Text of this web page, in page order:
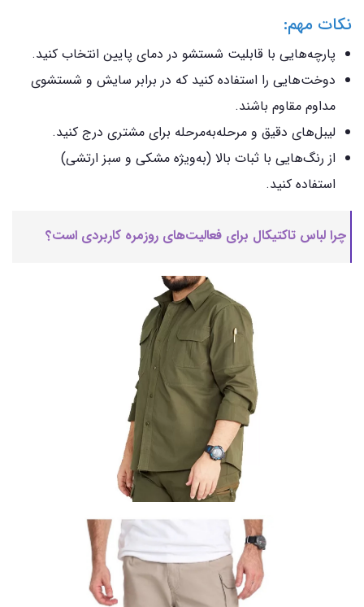
نکات مهم:
پارچه‌هایی با قابلیت شستشو در دمای پایین انتخاب کنید.
دوخت‌هایی را استفاده کنید که در برابر سایش و شستشوی
مداوم مقاوم باشند.
لیبل‌های دقیق و مرحله‌به‌مرحله برای مشتری درج کنید.
از رنگ‌هایی با ثبات بالا (به‌ویژه مشکی و سبز ارتشی)
استفاده کنید.
چرا لباس تاکتیکال برای فعالیت‌های روزمره کاربردی است؟